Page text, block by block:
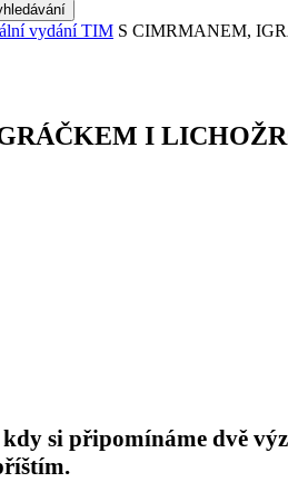
vydání TIM S CIMRMANEM,
I
si připomínáme dvě